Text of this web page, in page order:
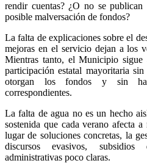
rendir cuentas? ¿O no se
posible malversación de fondos?
La falta de explicaciones sobre el
mejoras en el servicio dejan a los
Mientras tanto, el Municipio sigue
participación estatal mayoritaria
otorgan los fondos y sin
correspondientes.
La falta de agua no es un hecho
sostenida que cada verano afecta
lugar de soluciones concretas, la
discursos evasivos, subsidios
administrativas poco claras.